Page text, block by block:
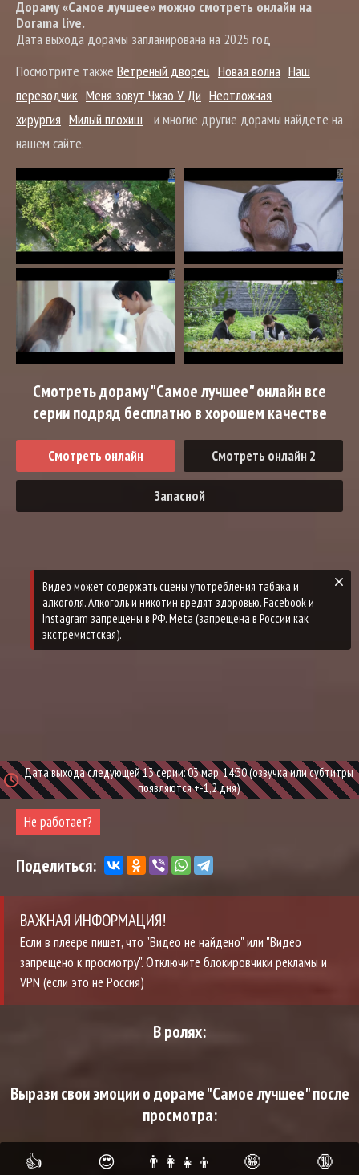
Дораму «Самое лучшее» можно смотреть онлайн на
Dorama live.
Дата выхода дорамы запланирована на 2025 год
Посмотрите также Ветреный дворец Новая волна Наш
переводчик Меня зовут Чжао У Ди Неотложная
хирургия Милый плохиш
и многие другие дорамы найдете на
нашем сайте.
Смотреть дораму "Самое лучшее" онлайн все
серии подряд бесплатно в хорошем качестве
Смотреть онлайн Смотреть онлайн 2
Запасной
Дата выхода следующей 13 серии: 03 мар. 14:30 (озвучка или субтитры
появляются +-1,2 дня)
Не работает?
Поделиться:
ВАЖНАЯ ИНФОРМАЦИЯ!
Если в плеере пишет, что "Видео не найдено" или "Видео
запрещено к просмотру". Отключите блокировчики рекламы и
VPN (если это не Россия)
В ролях:
Вырази свои эмоции о дораме "Самое лучшее" после
просмотра:
👍 😍 👨‍👩‍👧‍👦 🤪 🔞